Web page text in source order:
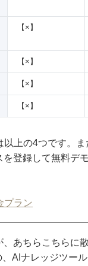
【×】
【×】
【×】
【×】
以上の4つです。
登録して無料デ
プラン
、あちらこちらに
、AIナレッジツール